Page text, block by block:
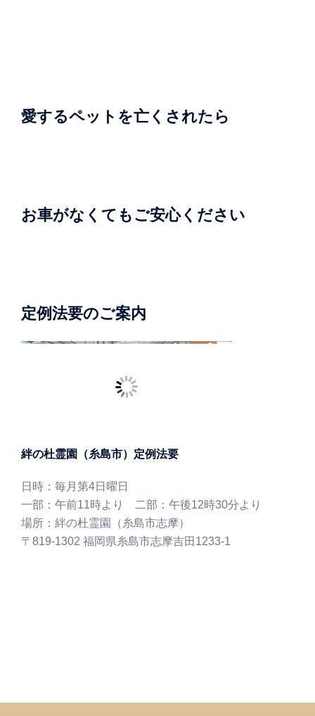
愛するペットを亡くされたら
お車がなくてもご安心ください
定例法要のご案内
絆の杜霊園（糸島市）定例法要
日時：毎月第4日曜日
一部：午前11時より 二部：午後12時30分より
場所：絆の杜霊園（糸島市志摩）
〒819-1302 福岡県糸島市志摩吉田1233-1